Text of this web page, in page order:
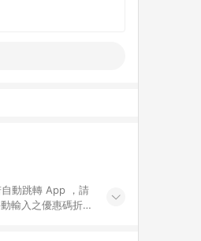
動跳轉 App ，請
輸入之優惠碼折